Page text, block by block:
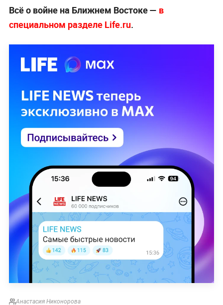
Всё о войне на Ближнем Востоке — в
специальном разделе Life.ru.
Анастасия Никонорова